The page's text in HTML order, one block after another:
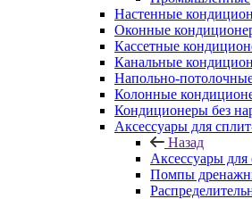
Настенные
Оконные
Кассетные
Канальные
Напольно-
Колонные
Кондиционеры без
Аксессуары для
Назад
Аксессуары для
Помпы